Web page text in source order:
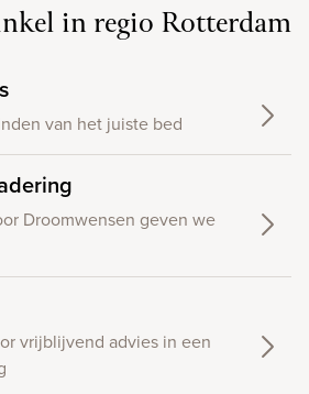
in regio Rotterdam
van het juiste bed
Droomwensen geven we
vrijblijvend advies in een